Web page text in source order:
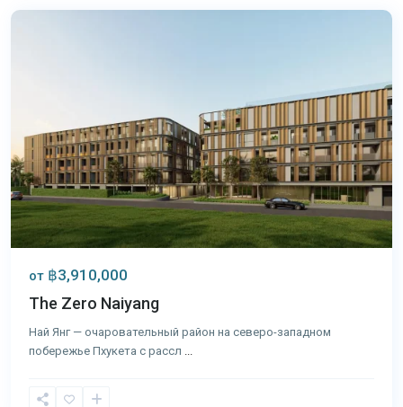
от ฿3,910,000
The Zero Naiyang
Най Янг — очаровательный район на северо-западном
побережье Пхукета с рассл